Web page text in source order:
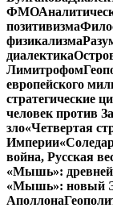
ФМО
позитивизма
физикализма
диалектика
Лимитрофом
европейского
стратегические
человек против
зло«Четвертая
Империи
война, Русская
«Мышь»:
«Мышь»: новый
Аполлона